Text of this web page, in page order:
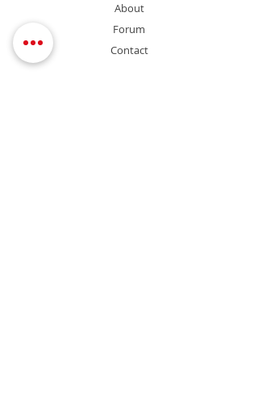
About
Forum
Contact